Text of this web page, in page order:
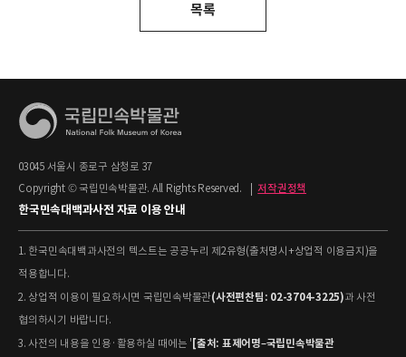
목록
03045 서울시 종로구 삼청로 37
Copyright © 국립민속박물관. All Rights Reserved.
저작권정책
한국민속대백과사전 자료 이용 안내
1. 한국민속대백과사전의 텍스트는 공공누리 제2유형(출처명시+상업적 이용금지)을
적용합니다.
2. 상업적 이용이 필요하시면 국립민속박물관(사전편찬팀: 02-3704-3225)과 사전
협의하시기 바랍니다.
3. 사전의 내용을 인용·활용하실 때에는 ' [출처: 표제어명–국립민속박물관